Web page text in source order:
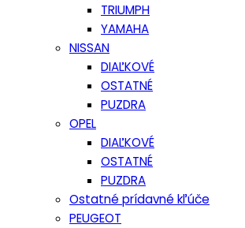
TRIUMPH
YAMAHA
NISSAN
DIAĽKOVÉ
OSTATNÉ
PUZDRA
OPEL
DIAĽKOVÉ
OSTATNÉ
PUZDRA
Ostatné prídavné kľúče
PEUGEOT